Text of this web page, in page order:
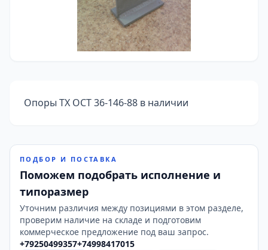
Опоры ТХ ОСТ 36-146-88 в наличии
ПОДБОР И ПОСТАВКА
Поможем подобрать исполнение и
типоразмер
Уточним различия между позициями в этом разделе,
проверим наличие на складе и подготовим
коммерческое предложение под ваш запрос.
+79250499357+74998417015